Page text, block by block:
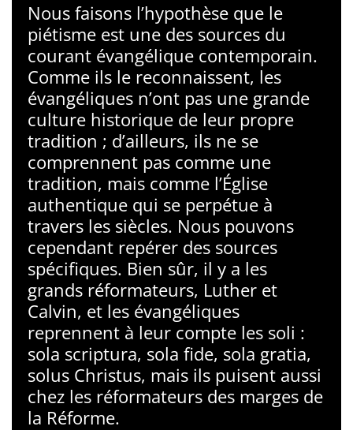
Nous faisons l’hypothèse que le
piétisme est une des sources du
courant évangélique contemporain.
Comme ils le reconnaissent, les
évangéliques n’ont pas une grande
culture historique de leur propre
tradition ; d’ailleurs, ils ne se
comprennent pas comme une
tradition, mais comme l’Église
authentique qui se perpétue à
travers les siècles. Nous pouvons
cependant repérer des sources
spécifiques. Bien sûr, il y a les
grands réformateurs, Luther et
Calvin, et les évangéliques
reprennent à leur compte les soli :
sola scriptura, sola fide, sola gratia,
solus Christus, mais ils puisent aussi
chez les réformateurs des marges de
la Réforme.